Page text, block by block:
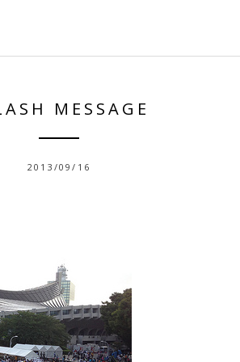
MESSAGE
2013/09/16